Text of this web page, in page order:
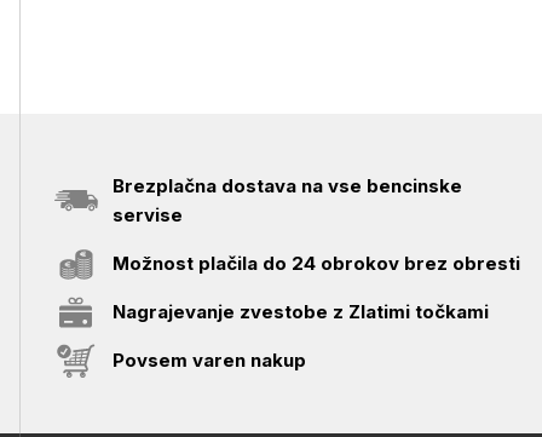
Brezplačna dostava na vse bencinske
servise
Možnost plačila do 24 obrokov brez obresti
Nagrajevanje zvestobe z Zlatimi točkami
Povsem varen nakup